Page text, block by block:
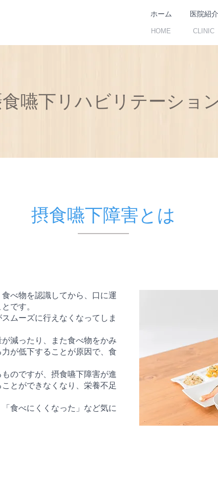
ホーム 医院紹介
HOME CLINIC
嚥下リハビリテーショ
摂食嚥下障害とは
べ物を認識してから、口に運
です。
ムーズに行えなくなってしま
減ったり、また食べ物をかみ
が低下することが原因で、食
のですが、摂食嚥下障害が進
とができなくなり、栄養不足
食べにくくなった」など気に